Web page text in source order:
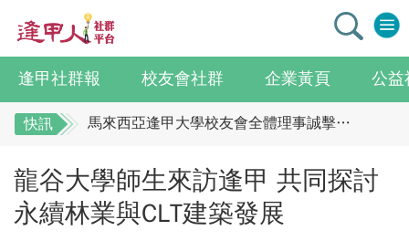
逢甲社群報 校友會社群 企業黃頁 公益
快訊
馬來西亞逢甲大學校友會全體理事誠擊祝賀 ：江蘇年會圓滿成功！
迎接七線齊發！逢甲領航M6大學系統與臺中捷運共同培育中臺灣捷運人才
逢甲國貿99級校友 李樺仙 學姐
賀江蘇校友分會
馬來西亞逢甲大學校友會全體理事誠擊祝賀 ：
龍谷大學師生來訪逢甲 共同探討
永續林業與CLT建築發展